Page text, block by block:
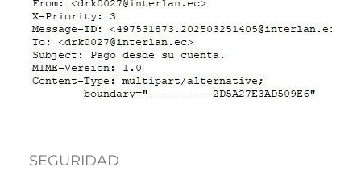
SEGURIDAD